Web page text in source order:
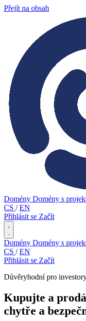
Přejít na obsah
Domény Domény s
CS / EN
Přihlásit se Začít
Domény Domény s
CS / EN
Přihlásit se Začít
Důvěryhodní pro
Kupujte a
chytře a